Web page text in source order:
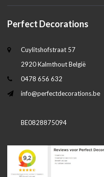
Perfect Decorations
Cuylitshofstraat 57
2920 Kalmthout België
0478 656 632
info@perfectdecorations.be
BE0828875094